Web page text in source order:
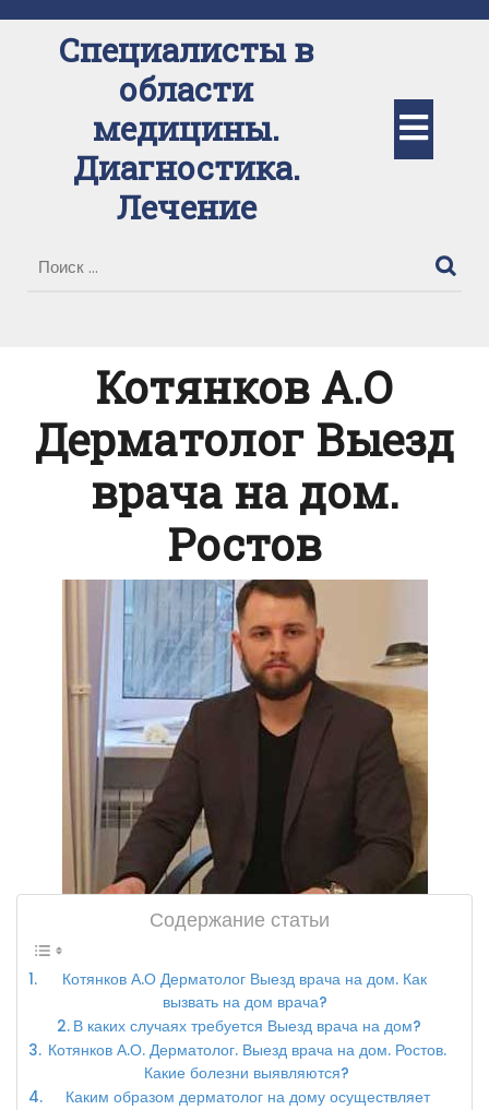
содержимомуСпециалисты в
области
медицины.
Диагностика.
Лечение
Котянков А.О
Дерматолог Выезд
врача на дом.
Ростов
Содержание статьи
Котянков А.О Дерматолог Выезд врача на дом. Как
вызвать на дом врача?
В каких случаях требуется Выезд врача на дом?
Котянков А.О. Дерматолог. Выезд врача на дом. Ростов.
Какие болезни выявляются?
Каким образом дерматолог на дому осуществляет